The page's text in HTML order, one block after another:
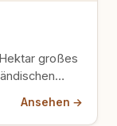
großes
Ansehen →